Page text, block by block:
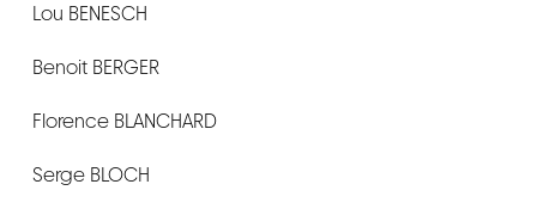
CONTACT
Lou BENESCH
Benoit BERGER
Florence BLANCHARD
Serge BLOCH